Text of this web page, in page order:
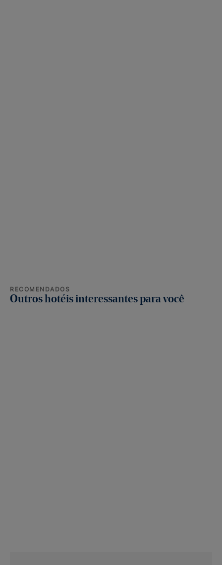
RECOMENDADOS
Outros hotéis interessantes para você